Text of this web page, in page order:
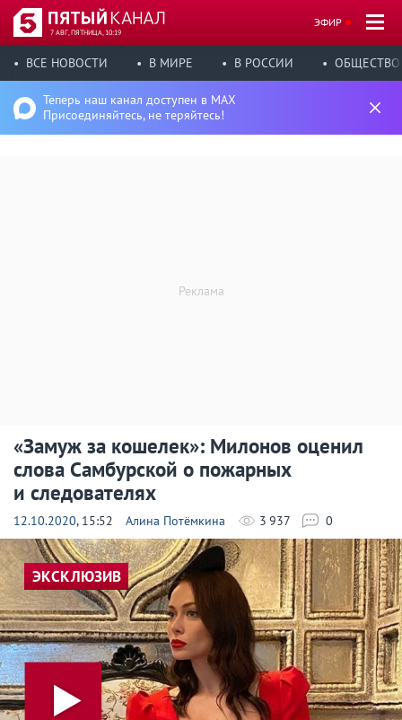
7 АВГ, ПЯТНИЦА, 10:19
ЭФИР
ВСЕ НОВОСТИ В МИРЕ В РОССИИ ОБЩЕСТВО
Теперь наш канал доступен в MAX
Присоединяйтесь, не теряйтесь!
«Замуж за кошелек»: Милонов оценил
слова Самбурской о пожарных
и следователях
12.10.2020, 15:52 Алина Потёмкина 3 937 0
ЭКСКЛЮЗИВ